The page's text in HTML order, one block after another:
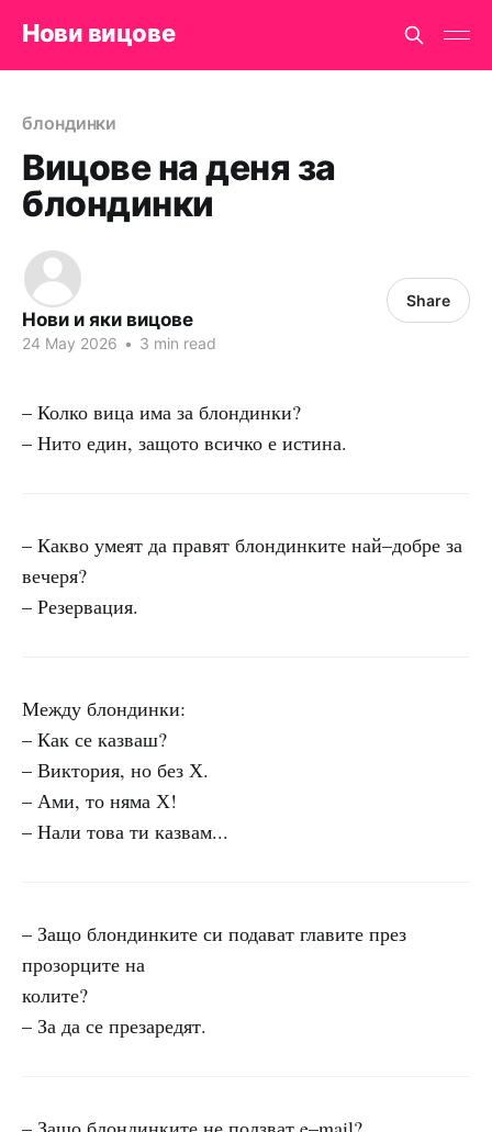
Нови вицове
блондинки
Вицове на деня за
блондинки
Нови и яки вицове
24 May 2026 • 3 min read
Share
– Колко вица има за блондинки?
– Нито един, защото всичко е истина.
– Какво умеят да правят блондинките най–добре за
вечеря?
– Резервация.
Между блондинки:
– Как се казваш?
– Виктория, но без Х.
– Ами, то няма Х!
– Нали това ти казвам...
– Защо блондинките си подават главите през
прозорците на
колите?
– За да се презаредят.